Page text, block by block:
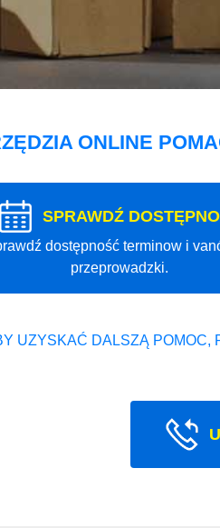
ONLINE
SPRAWDŹ
dostępność terminow i
przeprowadzki.
UZYSKAĆ DALSZĄ POMOC,